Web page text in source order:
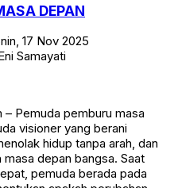
DEPAN
17 Nov 2025
Samayati
Pemuda pemburu masa
visioner yang berani
hidup tanpa arah, dan
depan bangsa. Saat
pemuda berada pada